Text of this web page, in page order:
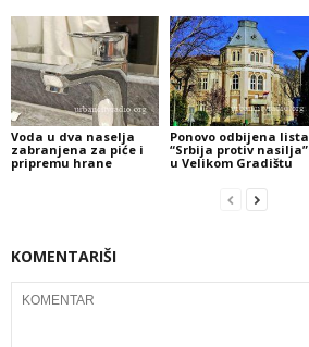
Voda u dva naselja
zabranjena za piće i
pripremu hrane
Ponovo odbijena lista
“Srbija protiv nasilja”
u Velikom Gradištu
KOMENTARIŠI